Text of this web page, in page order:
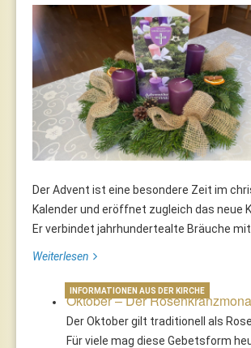
Der Advent ist eine besondere Zeit im
Kalender und eröffnet zugleich das neue
Er verbindet jahrhundertealte Bräuche mit...
Weiterlesen
Oktober – Der
Der Oktober gilt traditionell als
Für viele mag diese Gebetsform
INFORMATIONEN AUS DER KIRCHE